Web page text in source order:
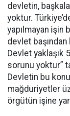
devletin,
yoktur.
yapılmayan işin
devlet
Devlet yaklaşık
sorunu yoktur”
Devletin bu
mağduriyetler
örgütün işine